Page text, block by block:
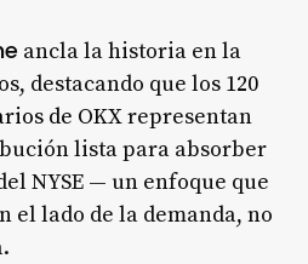
ancla la historia en la
destacando que los 120
de OKXrepresentan
lista para absorber
NYSE — un enfoque que
el lado de la demanda, no